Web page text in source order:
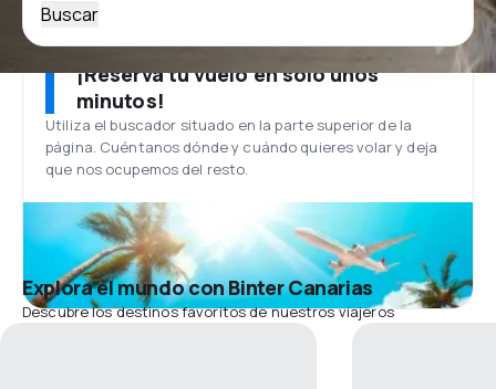
Buscar
¡Reserva tu vuelo en solo unos
minutos!
Utiliza el buscador situado en la parte superior de la
página. Cuéntanos dónde y cuándo quieres volar y deja
que nos ocupemos del resto.
Explora el mundo con Binter Canarias
Descubre los destinos favoritos de nuestros viajeros